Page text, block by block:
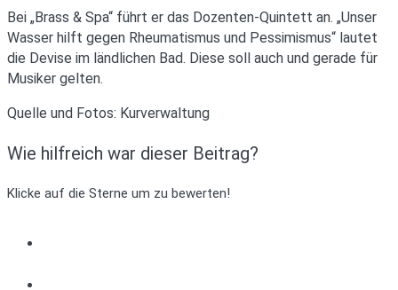
Bei „Brass & Spa“ führt er das Dozenten-Quintett an. „Unser
Wasser hilft gegen Rheumatismus und Pessimismus“ lautet
die Devise im ländlichen Bad. Diese soll auch und gerade für
Musiker gelten.
Quelle und Fotos: Kurverwaltung
Wie hilfreich war dieser Beitrag?
Klicke auf die Sterne um zu bewerten!